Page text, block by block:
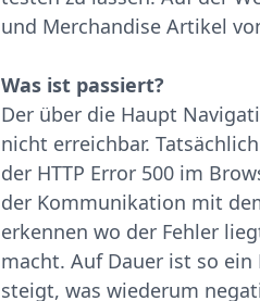
und Merchandise Artikel
Was ist passiert?
Der über die Haupt
nicht erreichbar.
der HTTP Error 500 im
der Kommunikation mit
erkennen wo der Fehler
macht. Auf Dauer ist so
steigt, was wiederum